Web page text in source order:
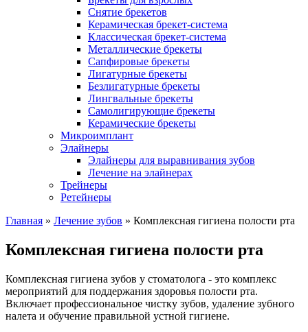
Снятие брекетов
Керамическая брекет-система
Классическая брекет-система
Металлические брекеты
Сапфировые брекеты
Лигатурные брекеты
Безлигатурные брекеты
Лингвальные брекеты
Самолигирующие брекеты
Керамические брекеты
Микроимплант
Элайнеры
Элайнеры для выравнивания зубов
Лечение на элайнерах
Трейнеры
Ретейнеры
Главная » Лечение зубов » Комплексная гигиена полости рта
Комплексная гигиена полости рта
Комплексная гигиена зубов у стоматолога - это комплекс
мероприятий для поддержания здоровья полости рта.
Включает профессиональное чистку зубов, удаление зубного
налета и обучение правильной устной гигиене.